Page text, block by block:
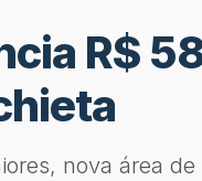
R$
nova área de